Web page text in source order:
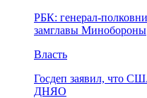
РБК: генерал-
замглавы Минобороны
Власть
Госдеп заявил, что
ДНЯО